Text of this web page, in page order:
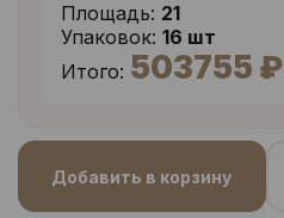
Площадь: 21
Упаковок: 16 шт
Итого: 503755 ₽
Добавить в корзину